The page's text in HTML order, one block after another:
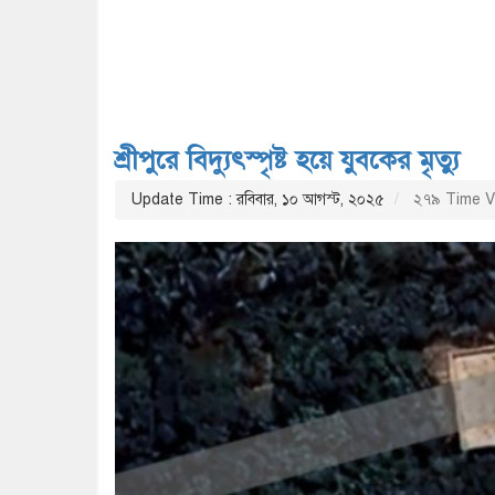
শ্রীপুরে বিদ্যুৎস্পৃষ্ট হয়ে যুবকের মৃত্যু
Update Time : রবিবার, ১০ আগস্ট, ২০২৫ ২৭৯ Time